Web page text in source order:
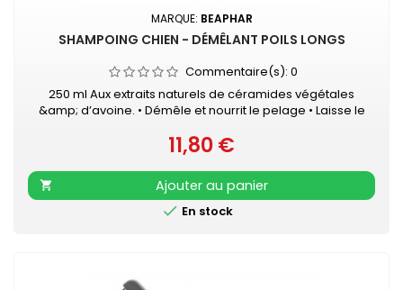
MARQUE: BEAPHAR
SHAMPOING CHIEN - DÉMÊLANT POILS LONGS
Commentaire(s): 0
250 ml Aux extraits naturels de céramides végétales
&amp; d’avoine. • Démêle et nourrit le pelage • Laisse le
respecte l’épiderme - Sans parabens
Prix
11,80 €

Ajouter au panier
 En stock